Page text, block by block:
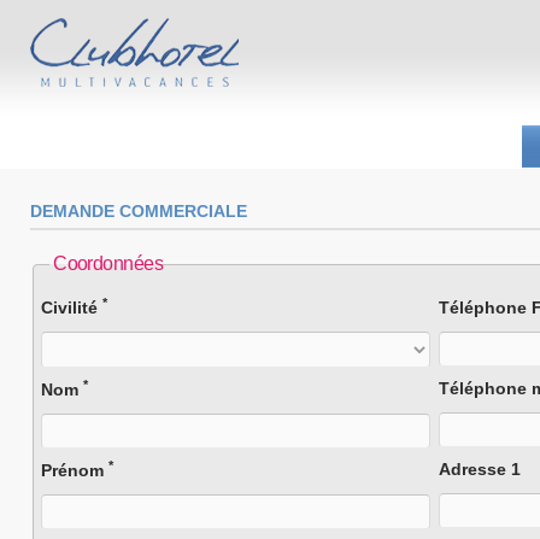
DEMANDE COMMERCIALE
Coordonnées
Civilité*
Nom*
Prénom*
Téléphone
Téléphone
Adresse 1